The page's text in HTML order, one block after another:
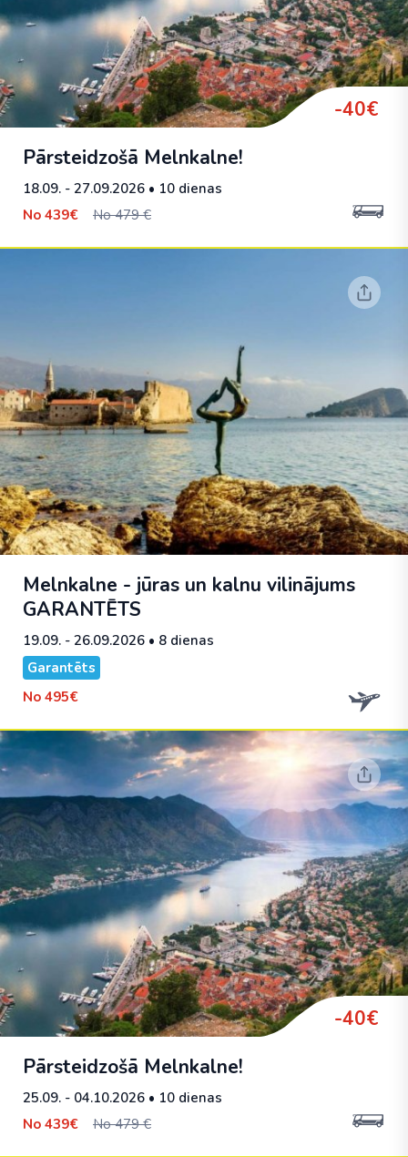
-40€
Pārsteidzošā Melnkalne!
18.09. - 27.09.2026 • 10 dienas
No 439€ No 479 €
Melnkalne - jūras un kalnu vilinājums
GARANTĒTS
19.09. - 26.09.2026 • 8 dienas
Garantēts
No 495€
-40€
Pārsteidzošā Melnkalne!
25.09. - 04.10.2026 • 10 dienas
No 439€ No 479 €